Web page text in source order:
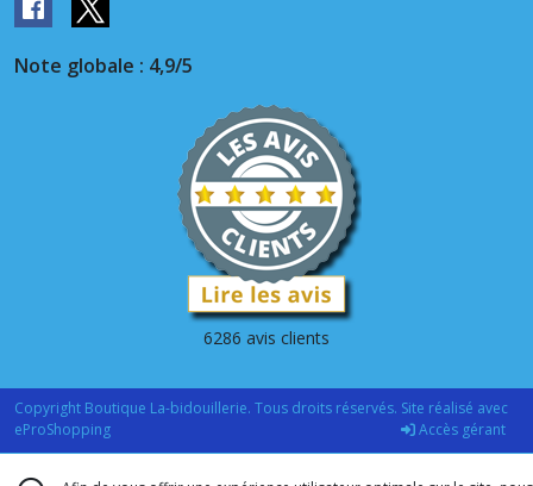
Note globale : 4,9/5
6286 avis clients
Copyright Boutique La-bidouillerie. Tous droits réservés. Site réalisé avec
eProShopping
Accès gérant